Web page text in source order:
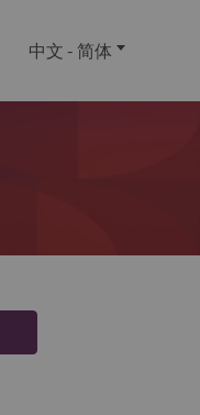
中文 - 简体